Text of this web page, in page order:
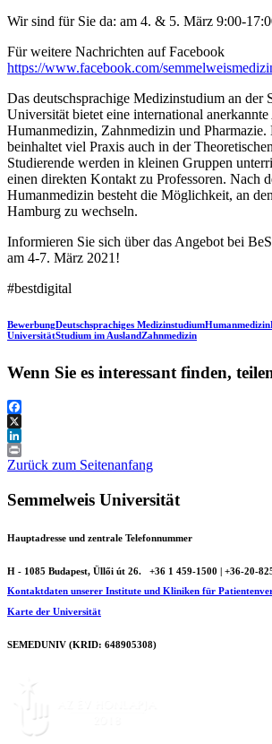
Wir sind für Sie da: am 4. & 5. März 9:00-
Für weitere Nachrichten auf Facebook
https://www.facebook.com/
Das deutschsprachige Medizinstudium an der
Universität bietet eine international
Humanmedizin, Zahnmedizin und
beinhaltet viel Praxis auch in der
Studierende werden in kleinen Gruppen
einen direkten Kontakt zu Professoren. Nach
Humanmedizin besteht die Möglichkeit, an
Hamburg zu wechseln.
Informieren Sie sich über das Angebot bei
am 4-7. März 2021!
#bestdigital
BewerbungDeutschsprachiges MedizinstudiumHumanmedizin
UniversitätStudium im AuslandZahnmedizin
Wenn Sie es interessant finden,
Facebook
X
LinkedIn
Print
Zurück zum Seitenanfang
Semmelweis Universität
Hauptadresse und zentrale Telefonnummer
H - 1085 Budapest, Üllői út 26.
+36 1 459-1500 | +36-20-
Kontaktdaten unserer Institute und Kliniken für
Karte der Universität
SEMEDUNIV (KRID: 648905308)